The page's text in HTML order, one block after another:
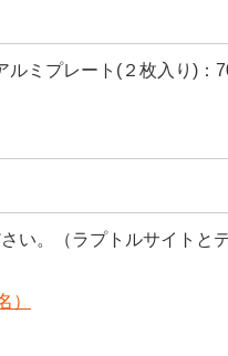
ミプレート(２枚入り)：
い。（ラプトルサイトと
）